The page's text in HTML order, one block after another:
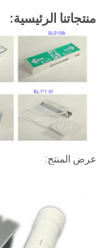
منتجاتنا الرئيسية:
عرض المنتج: